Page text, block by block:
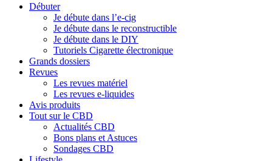
Débuter
Je débute dans l’e-cig
Je débute dans le reconstructible
Je débute dans le DIY
Tutoriels Cigarette électronique
Grands dossiers
Revues
Les revues matériel
Les revues e-liquides
Avis produits
Tout sur le CBD
Actualités CBD
Bons plans et Astuces
Sondages CBD